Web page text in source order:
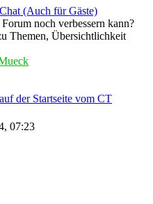
(Auch für Gäste)
noch verbessern kann?
Themen, Übersichtlichkeit
der Startseite vom CT
07:23